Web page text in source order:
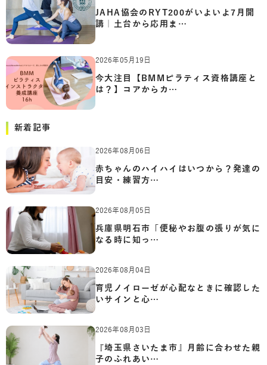
JAHA協会のRYT200がいよいよ7月開
講｜土台から応用ま…
2026年05月19日
今大注目【BMMピラティス資格講座と
は？】コアからカ…
新着記事
2026年08月06日
赤ちゃんのハイハイはいつから？発達の
目安・練習方…
2026年08月05日
兵庫県明石市「便秘やお腹の張りが気に
なる時に知っ…
2026年08月04日
育児ノイローゼが心配なときに確認した
いサインと心…
2026年08月03日
『埼玉県さいたま市』月齢に合わせた親
子のふれあい…